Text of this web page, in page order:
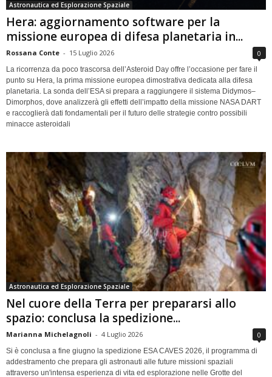
Astronautica ed Esplorazione Spaziale
Hera: aggiornamento software per la
missione europea di difesa planetaria in...
Rossana Conte - 15 Luglio 2026 0
La ricorrenza da poco trascorsa dell’Asteroid Day offre l’occasione per fare il
punto su Hera, la prima missione europea dimostrativa dedicata alla difesa
planetaria. La sonda dell’ESA si prepara a raggiungere il sistema Didymos–
Dimorphos, dove analizzerà gli effetti dell’impatto della missione NASA DART
e raccoglierà dati fondamentali per il futuro delle strategie contro possibili
minacce asteroidali
Astronautica ed Esplorazione Spaziale
Nel cuore della Terra per prepararsi allo
spazio: conclusa la spedizione...
Marianna Michelagnoli - 4 Luglio 2026 0
Si è conclusa a fine giugno la spedizione ESA CAVES 2026, il programma di
addestramento che prepara gli astronauti alle future missioni spaziali
attraverso un'intensa esperienza di vita ed esplorazione nelle Grotte del